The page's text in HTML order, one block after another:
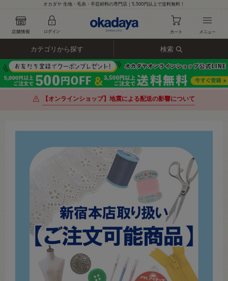
オカダヤ 生地・毛糸・手芸材料の専門店｜5,500円以上で送料無料！
カテゴリから探す 検索
【オンラインショップ】地震による配送の影響について